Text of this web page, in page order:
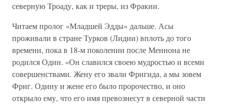
северную Троаду, как и треры, из Фракии.
Читаем пролог «Младшей Эдды» дальше. Асы
проживали в стране Турков (Лидии) вплоть до того
времени, пока в 18-м поколении после Меннона не
родился Один. «Он славился своею мудростью и всеми
совершенствами. Жену его звали Фригида, а мы зовем
Фриг. Одину и жене его было пророчество, и оно
открыло ему, что его имя превознесут в северной части